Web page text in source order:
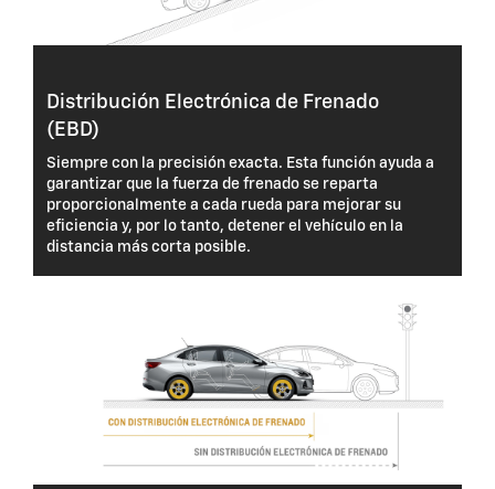
Distribución Electrónica de Frenado
(EBD)
Siempre con la precisión exacta. Esta función ayuda a
garantizar que la fuerza de frenado se reparta
proporcionalmente a cada rueda para mejorar su
eficiencia y, por lo tanto, detener el vehículo en la
distancia más corta posible.